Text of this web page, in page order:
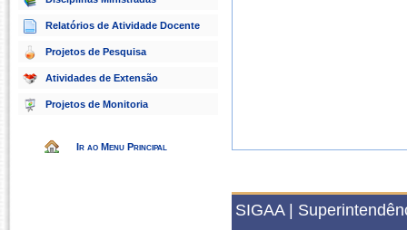
Relatórios de Atividade Docente
Projetos de Pesquisa
Atividades de Extensão
Projetos de Monitoria
Ir ao Menu Principal
SIGAA |